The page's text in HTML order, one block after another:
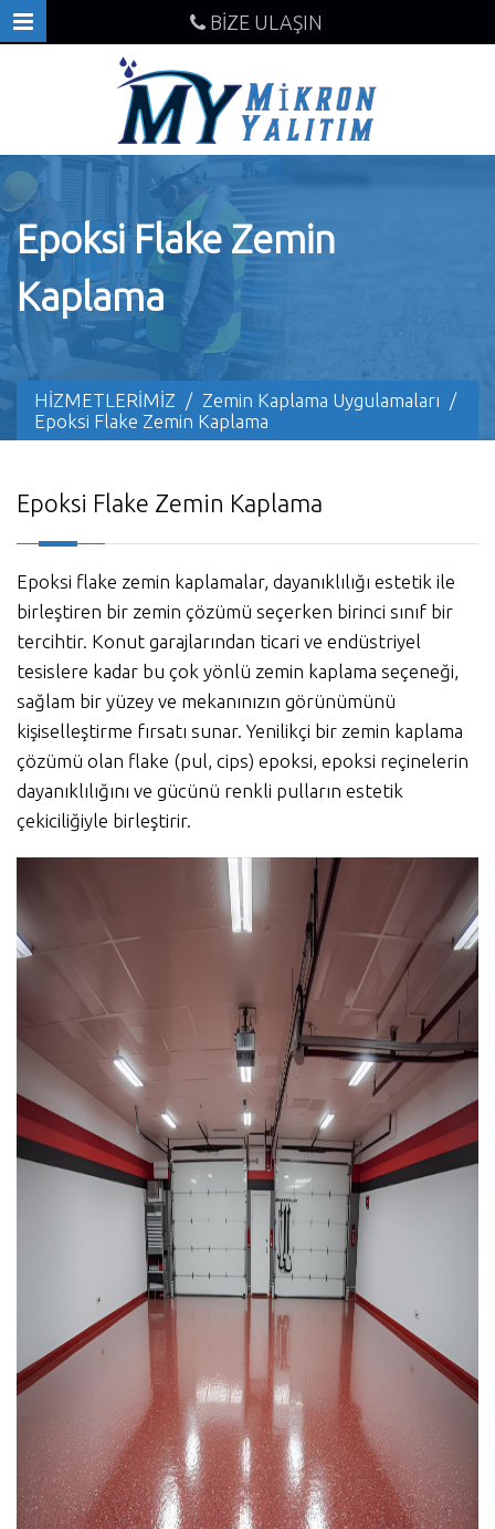
BİZE ULAŞIN
Epoksi Flake Zemin
Kaplama
HİZMETLERİMİZ / Zemin Kaplama Uygulamaları /
Epoksi Flake Zemin Kaplama
Epoksi Flake Zemin Kaplama
Epoksi flake zemin kaplamalar, dayanıklılığı estetik ile
birleştiren bir zemin çözümü seçerken birinci sınıf bir
tercihtir. Konut garajlarından ticari ve endüstriyel
tesislere kadar bu çok yönlü zemin kaplama seçeneği,
sağlam bir yüzey ve mekanınızın görünümünü
kişiselleştirme fırsatı sunar. Yenilikçi bir zemin kaplama
çözümü olan flake (pul, cips) epoksi, epoksi reçinelerin
dayanıklılığını ve gücünü renkli pulların estetik
çekiciliğiyle birleştirir.